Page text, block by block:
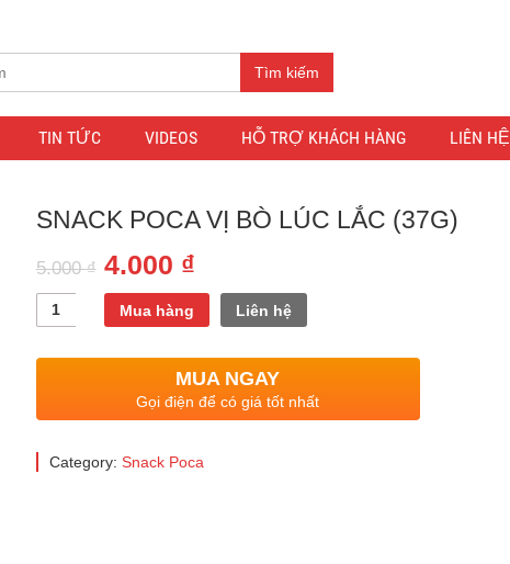
Tìm kiếm
TIN TỨC VIDEOS HỖ TRỢ KHÁCH HÀNG LIÊN HỆ
SNACK POCA VỊ BÒ LÚC LẮC (37G)
5.000₫ 4.000 ₫
Quantity Mua hàng Liên hệ
MUA NGAY
Gọi điện để có giá tốt nhất
Category: Snack Poca